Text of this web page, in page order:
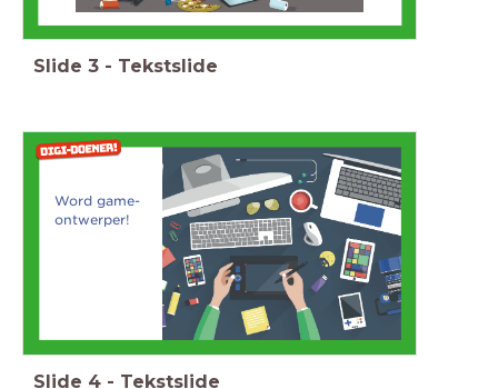
Slide 3 - Tekstslide
Word game-
ontwerper!
Slide 4 - Tekstslide